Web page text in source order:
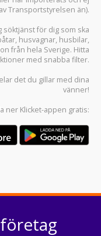
Transportstyrelsen än).
söktjänst för dig som ska
, husvagnar, husbilar,
från hela Sverige. Hitta
med snabba filter.
det du gillar med dina
vänner!
ner Klicket-appen gratis: